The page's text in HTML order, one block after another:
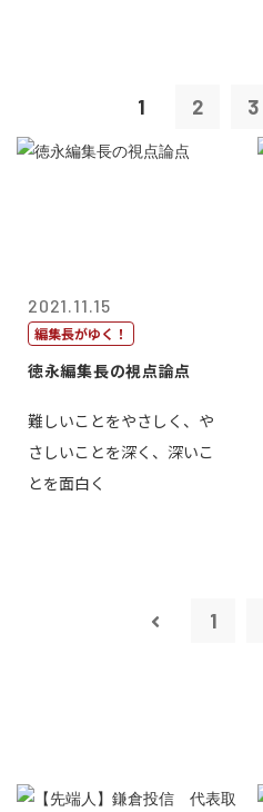
1 2 3
2021.11.15
編集長がゆく！
徳永編集長の視点論点
難しいことをやさしく、や
さしいことを深く、深いこ
とを面白く
1